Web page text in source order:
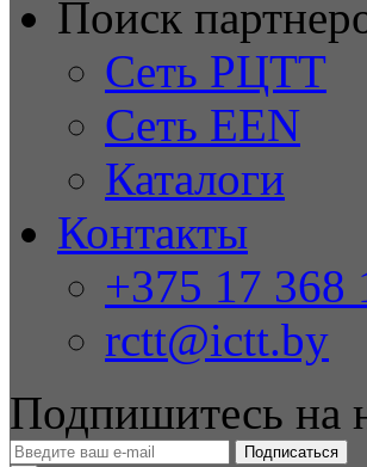
Поиск
Сеть РЦТТ
Сеть EEN
Каталоги
Контакты
+375 17 368
rctt@ictt.by
Подпишитесь на
Подписаться